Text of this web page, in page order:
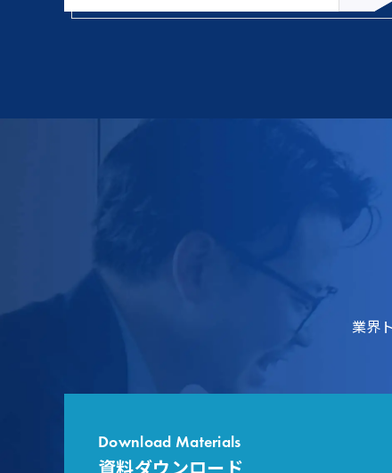
業界
Download Materials
資料ダウンロード